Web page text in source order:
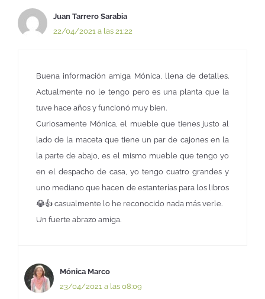
Juan Tarrero Sarabia
22/04/2021 a las 21:22
Buena información amiga Mónica, llena de detalles.
Actualmente no le tengo pero es una planta que la
tuve hace años y funcionó muy bien.
Curiosamente Mónica, el mueble que tienes justo al
lado de la maceta que tiene un par de cajones en la
la parte de abajo, es el mismo mueble que tengo yo
en el despacho de casa, yo tengo cuatro grandes y
uno mediano que hacen de estanterías para los libros
😂👍 casualmente lo he reconocido nada más verle.
Un fuerte abrazo amiga.
Mónica Marco
23/04/2021 a las 08:09